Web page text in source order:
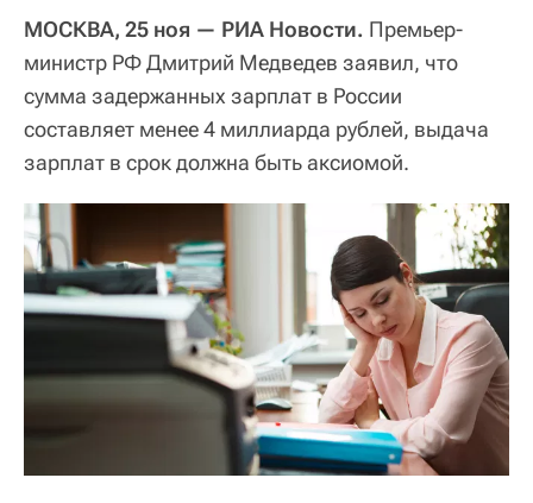
МОСКВА, 25 ноя — РИА Новости. Премьер-
министр РФ Дмитрий Медведев заявил, что
сумма задержанных зарплат в России
составляет менее 4 миллиарда рублей, выдача
зарплат в срок должна быть аксиомой.